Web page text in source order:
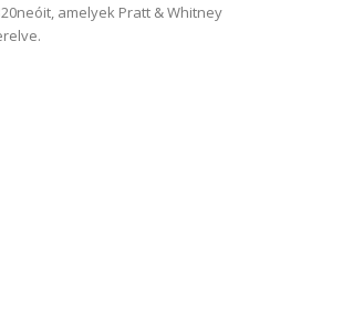
amelyek Pratt & Whitney